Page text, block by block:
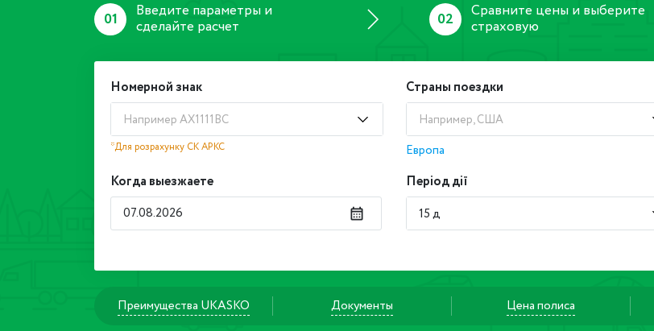
01
Введите параметры и
сделайте расчет
02
Сравните цены и выберите
страховую
Номерной знак
Например АХ1111ВС
*Для розрахунку СК АРКС
Страны поездки
Например, США
Европа
Когда выезжаете Період дії
15 д
Преимущества UKASKO Документы Цена полиса